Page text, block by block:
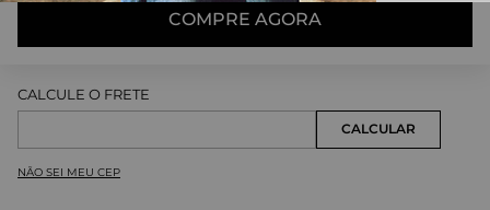
COMPRE AGORA
NÃO SEI MEU CEP